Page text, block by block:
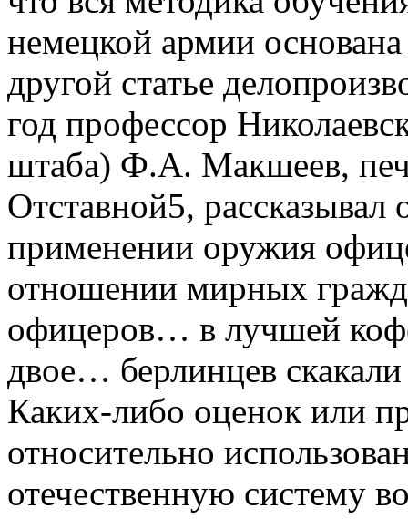
немецкой армии
другой статье
год профессор
штаба) Ф.А. Макшеев,
Отставной5, рассказывал
применении оружия
отношении мирных
офицеров… в лучшей
двое… берлинцев скакали
Каких-либо оценок или
относительно
отечественную систему